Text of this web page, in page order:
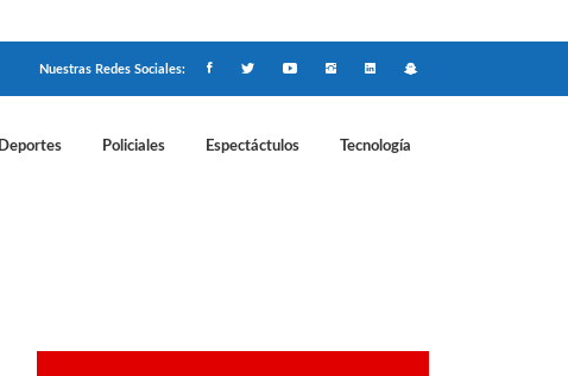
Nuestras Redes Sociales:
Deportes Policiales Espectáctulos Tecnología